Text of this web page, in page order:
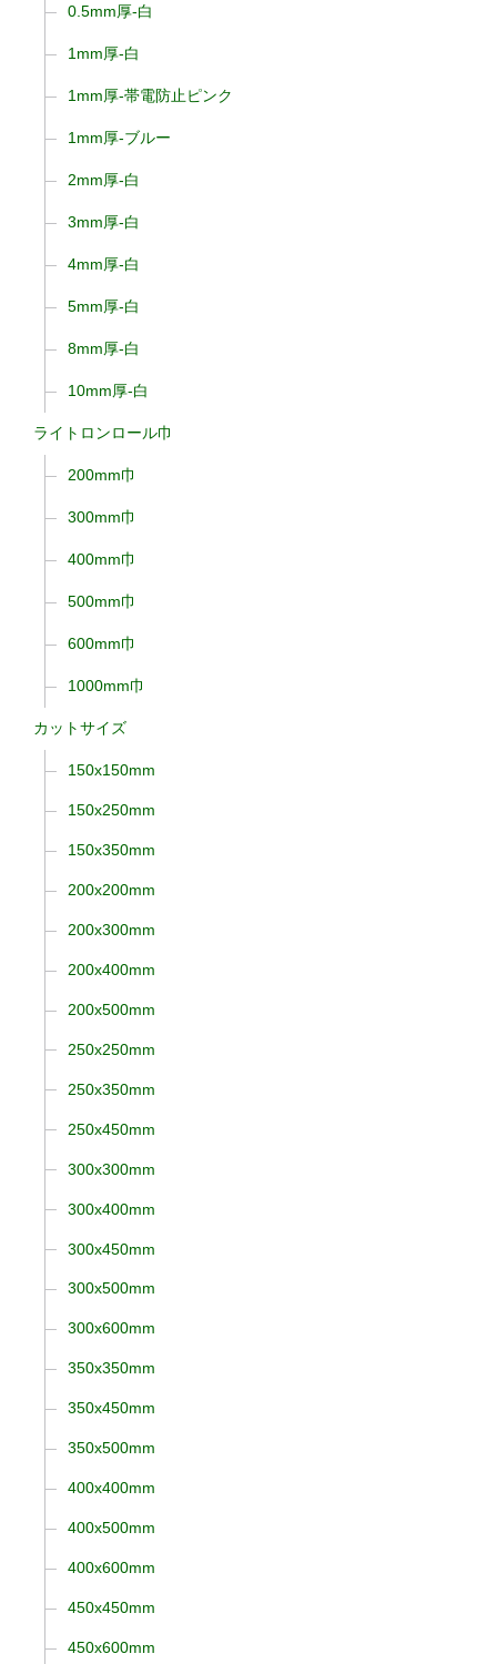
0.5mm厚-白
1mm厚-白
1mm厚-帯電防止ピンク
1mm厚-ブルー
2mm厚-白
3mm厚-白
4mm厚-白
5mm厚-白
8mm厚-白
10mm厚-白
ライトロンロール巾
200mm巾
300mm巾
400mm巾
500mm巾
600mm巾
1000mm巾
カットサイズ
150x150mm
150x250mm
150x350mm
200x200mm
200x300mm
200x400mm
200x500mm
250x250mm
250x350mm
250x450mm
300x300mm
300x400mm
300x450mm
300x500mm
300x600mm
350x350mm
350x450mm
350x500mm
400x400mm
400x500mm
400x600mm
450x450mm
450x600mm